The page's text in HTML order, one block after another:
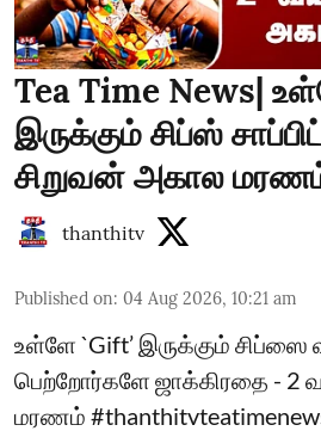
Tea Time News|
இருக்கும் சிப்ஸ்
சிறுவன் அகால
thanthitv
Published on: 04 Aug 2026, 10:21 am
உள்ளே `Gift’ இருக்கும் சிப்ஸை
பெற்றோர்களே ஜாக்கிரதை - 2
மரணம்